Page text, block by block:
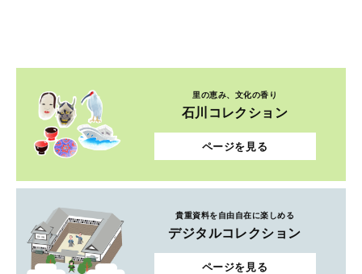
里の恵み、文化の香り
石川コレクション
ページを見る
貴重資料を自由自在に楽しめる
デジタルコレクション
ページを見る